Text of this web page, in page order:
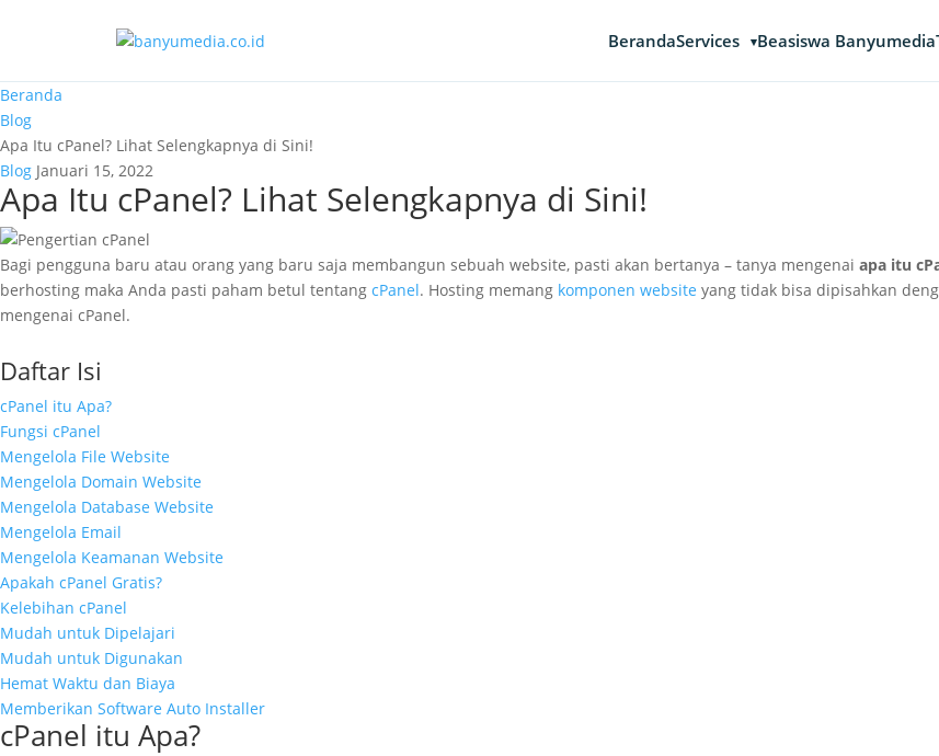
BerandaServices Beasiswa Banyumedia
Beranda
Blog
Apa Itu cPanel? Lihat Selengkapnya di Sini!
Blog Januari 15, 2022
Apa Itu cPanel? Lihat Selengkapnya di Sini!
Bagi pengguna baru atau orang yang baru saja membangun sebuah website, pasti akan bertanya – tanya mengenai apa itu
berhosting maka Anda pasti paham betul tentang cPanel. Hosting memang komponen website yang tidak bisa dipisahkan
mengenai cPanel.
Daftar Isi
cPanel itu Apa?
Fungsi cPanel
Mengelola File Website
Mengelola Domain Website
Mengelola Database Website
Mengelola Email
Mengelola Keamanan Website
Apakah cPanel Gratis?
Kelebihan cPanel
Mudah untuk Dipelajari
Mudah untuk Digunakan
Hemat Waktu dan Biaya
Memberikan Software Auto Installer
cPanel itu Apa?